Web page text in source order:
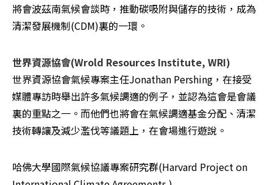
將會波茲南氣候會談時，推動碳吸附與儲存的技術，成為
清潔發展機制(CDM)裏的一環。
世界資源協會(Wrold Resources Institute, WRI)
世界資源協會氣候專案主任Jonathan Pershing，在接受
媒體專訪時舉出許多氣候調適的例子，並認為這會是會議
裏的重點之一。而他們也將會在氣候調適基金分配、清潔
技術轉讓及減少濫伐等議題上，在會場進行遊說。
哈佛大學國際氣候協議專案研究群(Harvard Project on